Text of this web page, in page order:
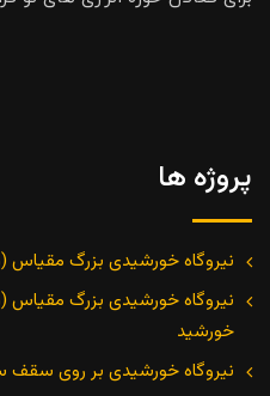
پروژه ها
نیروگاه خورشیدی بزرگ مقیاس
نیروگاه خورشیدی بزرگ مقیاس
خورشید
نیروگاه خورشیدی بر روی سقف